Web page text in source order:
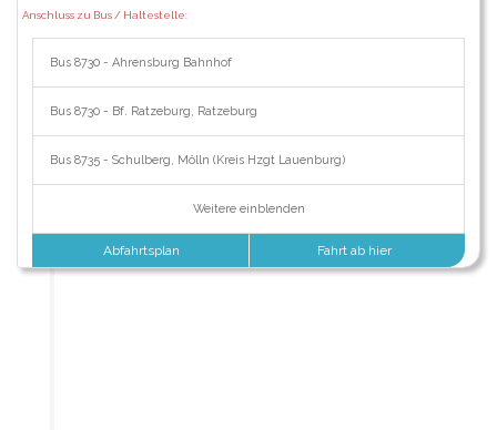
Anschluss zu Bus / Haltestelle:
Bus 8730 - Ahrensburg Bahnhof
Bus 8730 - Bf. Ratzeburg, Ratzeburg
Bus 8735 - Schulberg, Mölln (Kreis Hzgt Lauenburg)
Weitere einblenden
Abfahrtsplan Fahrt ab hier